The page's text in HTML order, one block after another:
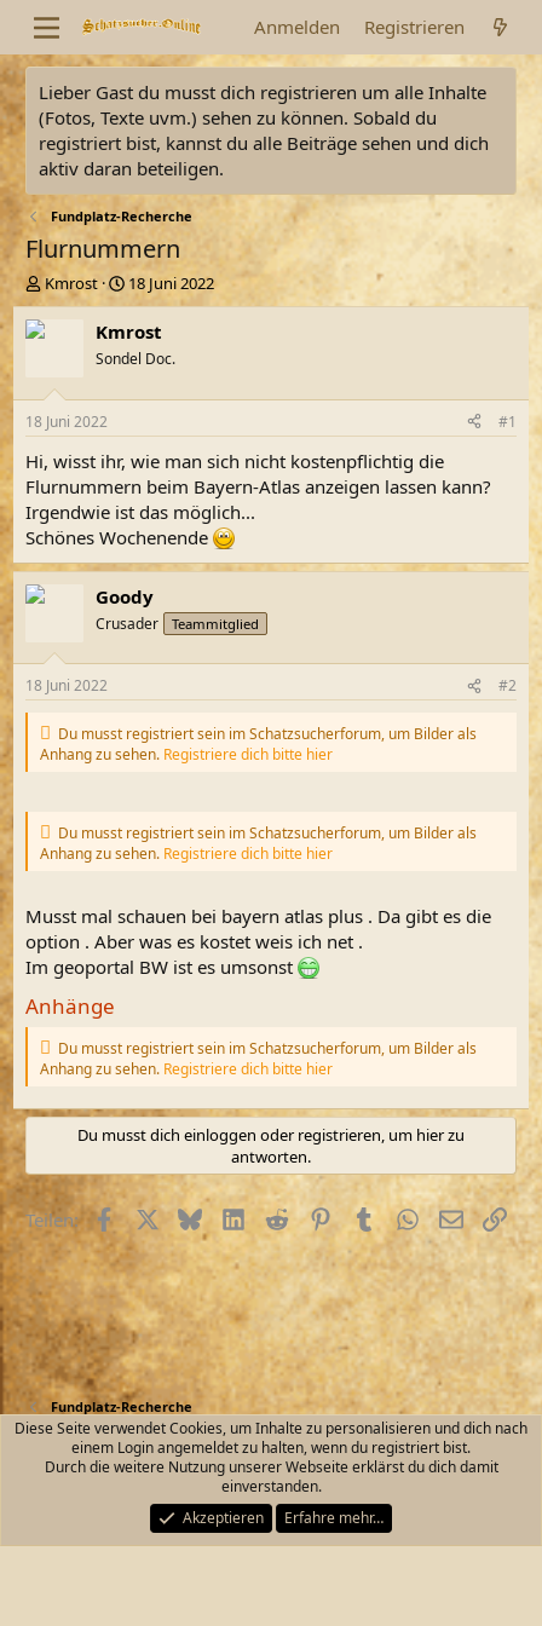
Anmelden Registrieren
Lieber Gast du musst dich registrieren um alle Inhalte
(Fotos, Texte uvm.) sehen zu können. Sobald du
registriert bist, kannst du alle Beiträge sehen und dich
aktiv daran beteiligen.
Fundplatz-Recherche
Flurnummern
E
r
s
l
e
Kmrost
E
r
s
t
e
t
a
18 Juni 2022
Kmrost
Sondel Doc.
18 Juni 2022 #1
Hi, wisst ihr, wie man sich nicht kostenpflichtig die
Flurnummern beim Bayern-Atlas anzeigen lassen kann?
Irgendwie ist das möglich...
Schönes Wochenende
Goody
Crusader Teammitglied
18 Juni 2022 #2
Du musst registriert sein im Schatzsucherforum, um Bilder als
Anhang zu sehen. Registriere dich bitte hier
Du musst registriert sein im Schatzsucherforum, um Bilder als
Anhang zu sehen. Registriere dich bitte hier
Musst mal schauen bei bayern atlas plus . Da gibt es die
option . Aber was es kostet weis ich net .
Im geoportal BW ist es umsonst
Anhänge
Du musst registriert sein im Schatzsucherforum, um Bilder als
Anhang zu sehen. Registriere dich bitte hier
Du musst dich einloggen oder registrieren, um hier zu
antworten.
Teilen: FacebookX (Twitter)
BlueskyLinkedIn
Reddit PinterestTumblrWhatsApp
E-MailLink
Fundplatz-Recherche
Kontakt Nutzungsbedingungen
Datenschutz
Start
R
S
Community platform by XenForo® © 2010-2026 XenForo Ltd.
Diese Seite verwendet Cookies, um Inhalte zu personalisieren und dich nach
einem Login angemeldet zu halten, wenn du registriert bist.
Durch die weitere Nutzung unserer Webseite erklärst du dich damit
einverstanden.
Akzeptieren
Erfahre mehr…